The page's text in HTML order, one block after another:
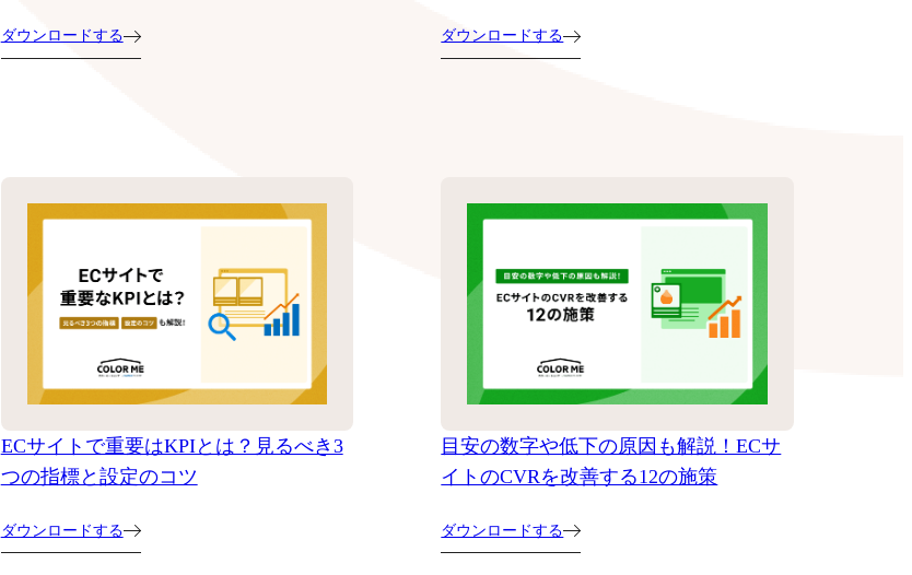
ダウンロードする ダウンロードする
ECサイトで重要はKPIとは？見るべき3
つの指標と設定のコツ
ダウンロードする
目安の数字や低下の原因も解説！ECサ
イトのCVRを改善する12の施策
ダウンロードする